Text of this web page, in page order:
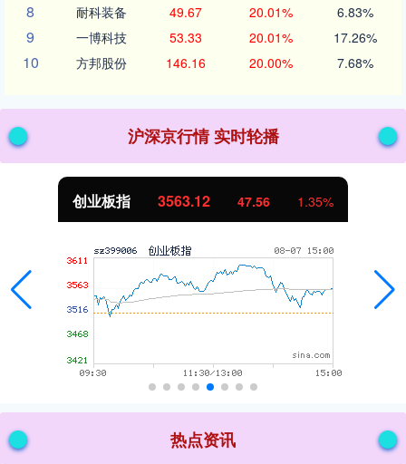
8 耐科装备 49.67 20.01% 6.83%
9 一博科技 53.33 20.01% 17.26%
10 方邦股份 146.16 20.00% 7.68%
沪深京行情 实时轮播
创业板指 3563.12 47.56 1.35%
热点资讯